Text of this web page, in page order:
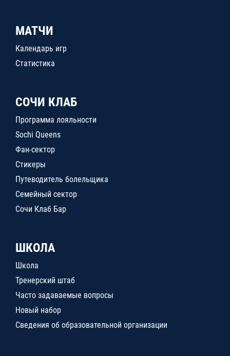
МАТЧИ
Календарь игр
Статистика
СОЧИ КЛАБ
Программа лояльности
Sochi Queens
Фан-сектор
Стикеры
Путеводитель болельщика
Семейный сектор
Сочи Клаб Бар
ШКОЛА
Школа
Тренерский штаб
Часто задаваемые вопросы
Новый набор
Сведения об образовательной организации